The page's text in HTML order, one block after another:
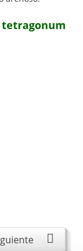
tetragonum